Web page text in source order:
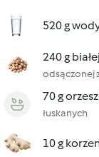
520 g
240 g
odsączonej
70 g
łuskanych
10 g